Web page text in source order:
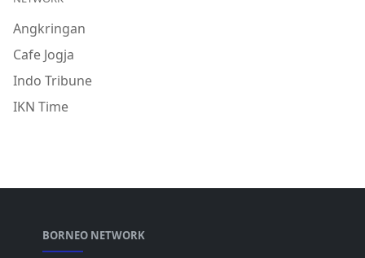
Angkringan
Cafe Jogja
Indo Tribune
IKN Time
BORNEO NETWORK